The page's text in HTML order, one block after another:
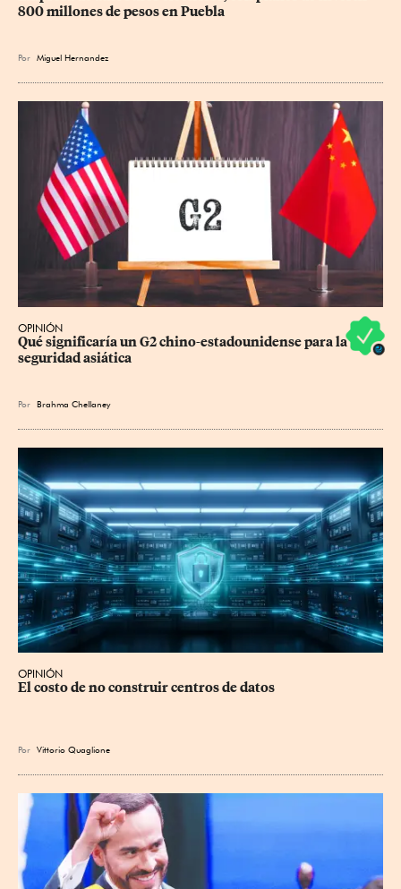
800 millones de pesos en Puebla
Por Miguel Hernandez
OPINIÓN
Qué significaría un G2 chino-estadounidense para la
seguridad asiática
Por Brahma Chellaney
OPINIÓN
El costo de no construir centros de datos
Por Vittorio Quaglione